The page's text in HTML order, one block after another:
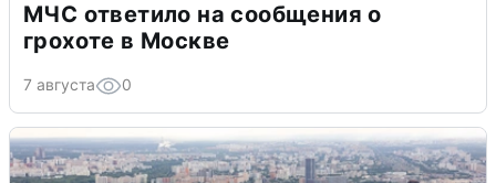
МЧС ответило на сообщения о
грохоте в Москве
7 августа 0